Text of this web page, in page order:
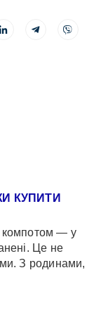
КУПИТИ
компотом — у
Це не
З родинами,